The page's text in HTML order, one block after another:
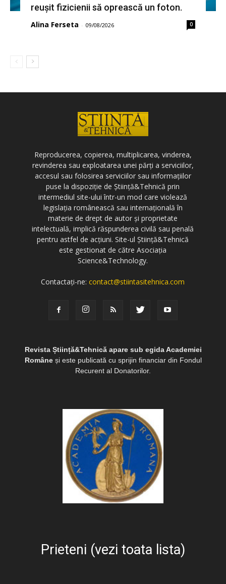
reușit fizicienii să oprească un foton.
Alina Ferseta - 09/08/2026 0
Reproducerea, copierea, multiplicarea, vinderea,
revinderea sau exploatarea unei părți a serviciilor,
accesul sau folosirea serviciilor sau informațiilor
puse la dispoziție de Știință&Tehnică prin
intermediul site-ului într-un mod care violează
legislația românească sau internațională în
materie de drept de autor și proprietate
intelectuală, implică răspunderea civilă sau penală
pentru astfel de acțiuni. Site-ul Știință&Tehnică
este gestionat de către Asociația
Science&Technology.
Contactați-ne:contact@stiintasitehnica.com
Revista Știință&Tehnică apare sub egida Academiei
Româneși este publicată cu sprijin financiar din Fondul
Recurent al Donatorilor.
Prieteni (vezi toata lista)